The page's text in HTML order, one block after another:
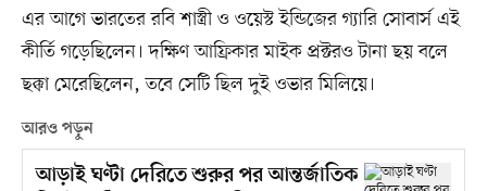
এর আগে ভারতের রবি শাস্ত্রী ও ওয়েস্ট ইন্ডিজের গ্যারি সোবার্স এই
কীর্তি গড়েছিলেন। দক্ষিণ আফ্রিকার মাইক প্রক্টরও টানা ছয় বলে
ছক্কা মেরেছিলেন, তবে সেটি ছিল দুই ওভার মিলিয়ে।
আরও পড়ুন
আড়াই ঘণ্টা দেরিতে শুরুর পর আন্তর্জাতিক